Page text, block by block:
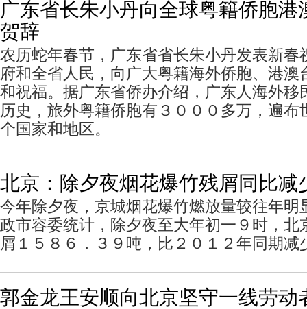
广东省长朱小丹向全球粤籍侨胞港
贺辞
农历蛇年春节，广东省省长朱小丹发表新春
府和全省人民，向广大粤籍海外侨胞、港澳
和祝福。据广东省侨办介绍，广东人海外移
历史，旅外粤籍侨胞有３０００多万，遍布
个国家和地区。
北京：除夕夜烟花爆竹残屑同比减
今年除夕夜，京城烟花爆竹燃放量较往年明
政市容委统计，除夕夜至大年初一９时，北
屑１５８６．３９吨，比２０１２年同期减
郭金龙王安顺向北京坚守一线劳动